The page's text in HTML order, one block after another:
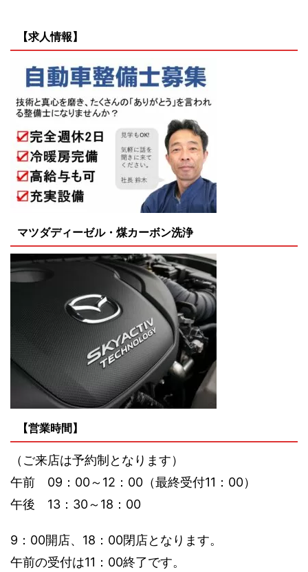
【求人情報】
マツダディーゼル・煤カーボン洗浄
【営業時間】
（ご来店は予約制となります）
午前 09：00～12：00（最終受付11：00）
午後 13：30～18：00
9：00開店、18：00閉店となります。
午前の受付は11：00終了です。